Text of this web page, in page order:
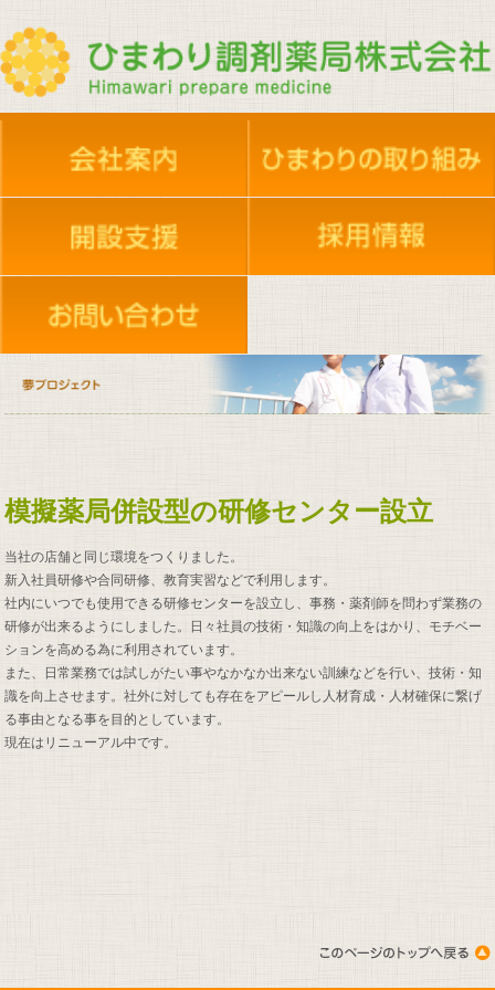
会社概要
エントリーフォーム
在宅支援依頼
施設のご案内
ケアセンター
新人採用・共育
夢プロジェクト
新人採用・共育
地域活動
模擬薬局併設型の研修センター設立
当社の店舗と同じ環境をつくりました。
新入社員研修や合同研修、教育実習などで利用します。
社内にいつでも使用できる研修センターを設立し、事務・薬剤師を問わず業務の
研修が出来るようにしました。日々社員の技術・知識の向上をはかり、モチベー
ションを高める為に利用されています。
また、日常業務では試しがたい事やなかなか出来ない訓練などを行い、技術・知
識を向上させます。社外に対しても存在をアピールし人材育成・人材確保に繋げ
る事由となる事を目的としています。
現在はリニューアル中です。